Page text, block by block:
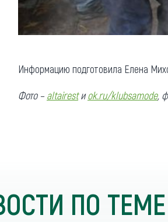
Информацию подготовила Елена
Фото – altairestиok.ru/klubsamode,
ПО ТЕМЕ